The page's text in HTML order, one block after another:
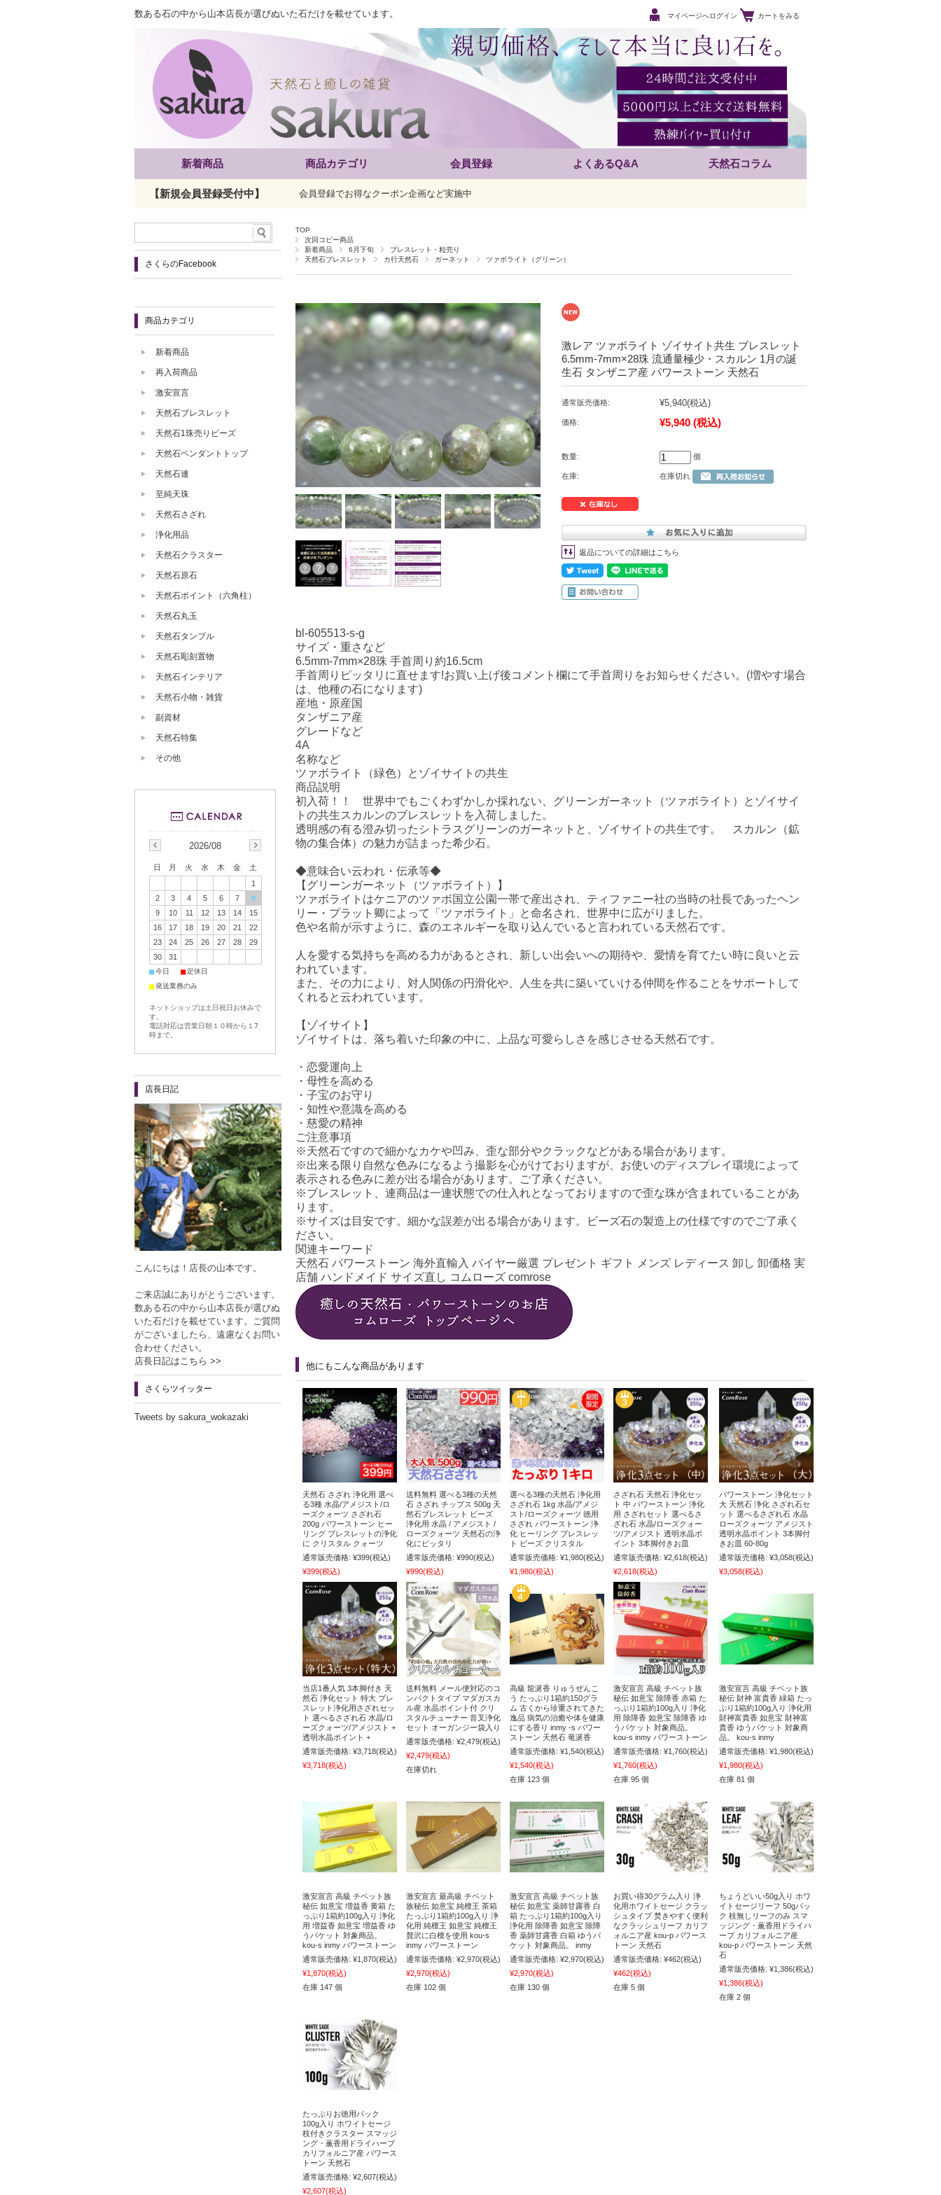
数ある石の中から山本店長が選びぬいた石だけを載せています。 マイページへログイン カートをみる
新着商品 商品カテゴリ 会員登録 よくあるQ&A 天然石コラム
【新規会員登録受付中】 会員登録でお得なクーポン企画など実施中
TOP
次回コピー商品
新着商品
6月下旬
ブレスレット・粒売り
天然石ブレスレット
カ行天然石 ガーネット ツァボライト（グリーン）
激レア ツァボライト ゾイサイト共生 ブレスレット
6.5mm-7mm×28珠 流通量極少・スカルン 1月の誕
生石 タンザニア産 パワーストーン 天然石
通常販売価格: ¥5,940(税込)
価格: ¥5,940 (税込)
数量: 個
在庫: 在庫切れ
返品についての詳細はこちら
bl-605513-s-g
サイズ・重さなど
6.5mm-7mm×28珠 手首周り約16.5cm
手首周りピッタリに直せます!お買い上げ後コメント欄にて手首周りをお知らせください。(増やす場合
は、他種の石になります)
産地・原産国
タンザニア産
グレードなど
4A
名称など
ツァボライト（緑色）とゾイサイトの共生
商品説明
初入荷！！ 世界中でもごくわずかしか採れない、グリーンガーネット（ツァボライト）とゾイサイ
トの共生スカルンのブレスレットを入荷しました。
透明感の有る澄み切ったシトラスグリーンのガーネットと、ゾイサイトの共生です。 スカルン（鉱
物の集合体）の魅力が詰まった希少石。
◆意味合い云われ・伝承等◆
【グリーンガーネット（ツァボライト）】
ツァボライトはケニアのツァボ国立公園一帯で産出され、ティファニー社の当時の社長であったヘン
リー・プラット卿によって「ツァボライト」と命名され、世界中に広がりました。
色や名前が示すように、森のエネルギーを取り込んでいると言われている天然石です。
人を愛する気持ちを高める力があるとされ、新しい出会いへの期待や、愛情を育てたい時に良いと云
われています。
また、その力により、対人関係の円滑化や、人生を共に築いていける仲間を作ることをサポートして
くれると云われています。
【ゾイサイト】
ゾイサイトは、落ち着いた印象の中に、上品な可愛らしさを感じさせる天然石です。
・恋愛運向上
・母性を高める
・子宝のお守り
・知性や意識を高める
・慈愛の精神
ご注意事項
※天然石ですので細かなカケや凹み、歪な部分やクラックなどがある場合があります。
※出来る限り自然な色みになるよう撮影を心がけておりますが、お使いのディスプレイ環境によって
表示される色みに差が出る場合があります。ご了承ください。
※ブレスレット、連商品は一連状態での仕入れとなっておりますので歪な珠が含まれていることがあ
ります。
※サイズは目安です。細かな誤差が出る場合があります。ビーズ石の製造上の仕様ですのでご了承く
ださい。
関連キーワード
天然石 パワーストーン 海外直輸入 バイヤー厳選 プレゼント ギフト メンズ レディース 卸し 卸価格 実
店舗 ハンドメイド サイズ直し コムローズ comrose
他にもこんな商品があります
天然石 さざれ 浄化用 選べ
る3種 水晶/アメジスト/ロ
ーズクォーツ さざれ石
200g パワーストーン ヒー
リング ブレスレットの浄化
に クリスタル クォーツ
通常販売価格: ¥399(税込)
¥399(税込)
送料無料 選べる3種の天然
石 さざれ チップス 500g 天
然石ブレスレット ビーズ
浄化用 水晶 / アメジスト /
ローズクォーツ 天然石の浄
化にピッタリ
通常販売価格: ¥990(税込)
¥990(税込)
選べる3種の天然石 浄化用
さざれ石 1kg 水晶/アメジ
スト/ローズクォーツ 徳用
さざれ パワーストーン 浄
化 ヒーリング ブレスレッ
ト ビーズ クリスタル
通常販売価格: ¥1,980(税込)
¥1,980(税込)
さざれ石 天然石 浄化セッ
ト 中 パワーストーン 浄化
用 さざれセット 選べるさ
ざれ石 水晶/ローズクォー
ツ/アメジスト 透明水晶ポ
イント 3本脚付きお皿
通常販売価格: ¥2,618(税込)
¥2,618(税込)
パワーストーン 浄化セット
大 天然石 浄化 さざれ石セ
ット 選べるさざれ石 水晶
ローズクォーツ アメジスト
透明水晶ポイント 3本脚付
きお皿 60-80g
通常販売価格: ¥3,058(税込)
¥3,058(税込)
当店1番人気 3本脚付き 天
然石 浄化セット 特大 ブレ
スレット浄化用さざれセッ
ト 選べるさざれ石 水晶/ロ
ーズクォーツ/アメジスト +
透明水晶ポイント +
通常販売価格: ¥3,718(税込)
¥3,718(税込)
送料無料 メール便対応のコ
ンパクトタイプ マダガスカ
ル産 水晶ポイント付 クリ
スタルチューナー 音叉浄化
セット オーガンジー袋入り
通常販売価格: ¥2,479(税込)
¥2,479(税込)
在庫切れ
高級 龍涎香 りゅうぜんこ
う たっぷり1箱約150グラ
ム 古くから珍重されてきた
逸品 病気の治癒や体を健康
にする香り inmy -s パワー
ストーン 天然石 竜涎香
通常販売価格: ¥1,540(税込)
¥1,540(税込)
在庫 123 個
激安宣言 高級 チベット族
秘伝 如意宝 除障香 赤箱 た
っぷり1箱約100g入り 浄化
用 除障香 如意宝 除障香 ゆ
うパケット 対象商品。
kou-s inmy パワーストーン
通常販売価格: ¥1,760(税込)
¥1,760(税込)
在庫 95 個
激安宣言 高級 チベット族
秘伝 財神 富貴香 緑箱 たっ
ぷり1箱約100g入り 浄化用
財神富貴香 如意宝 財神富
貴香 ゆうパケット 対象商
品。 kou-s inmy
通常販売価格: ¥1,980(税込)
¥1,980(税込)
在庫 81 個
激安宣言 高級 チベット族
秘伝 如意宝 増益香 黄箱 た
っぷり1箱約100g入り 浄化
用 増益香 如意宝 増益香 ゆ
うパケット 対象商品。
kou-s inmy パワーストーン
通常販売価格: ¥1,870(税込)
¥1,870(税込)
在庫 147 個
激安宣言 最高級 チベット
族秘伝 如意宝 純檀王 茶箱
たっぷり1箱約100g入り 浄
化用 純檀王 如意宝 純檀王
贅沢に白檀を使用 kou-s
inmy パワーストーン
通常販売価格: ¥2,970(税込)
¥2,970(税込)
在庫 102 個
激安宣言 高級 チベット族
秘伝 如意宝 薬師甘露香 白
箱 たっぷり1箱約100g入り
浄化用 除障香 如意宝 除障
香 薬師甘露香 白箱 ゆうパ
ケット 対象商品。 inmy
通常販売価格: ¥2,970(税込)
¥2,970(税込)
在庫 130 個
お買い得30グラム入り 浄
化用ホワイトセージ クラッ
シュタイプ 焚きやすく便利
なクラッシュリーフ カリフ
ォルニア産 kou-p パワース
トーン 天然石
通常販売価格: ¥462(税込)
¥462(税込)
在庫 5 個
ちょうどいい50g入り ホワ
イトセージリーフ 50gパッ
ク 枝無しリーフのみ スマ
ッジング・薫香用ドライハ
ーブ カリフォルニア産
kou-p パワーストーン 天然
石
通常販売価格: ¥1,386(税込)
¥1,386(税込)
在庫 2 個
たっぷりお徳用パック
100g入り ホワイトセージ
枝付きクラスター スマッジ
ング・薫香用ドライハーブ
カリフォルニア産 パワース
トーン 天然石
通常販売価格: ¥2,607(税込)
¥2,607(税込)
さくらのFacebook
商品カテゴリ
新着商品
再入荷商品
激安宣言
天然石ブレスレット
天然石1珠売りビーズ
天然石ペンダントトップ
天然石連
至純天珠
天然石さざれ
浄化用品
天然石クラスター
天然石原石
天然石ポイント（六角柱）
天然石丸玉
天然石タンブル
天然石彫刻置物
天然石インテリア
天然石小物・雑貨
副資材
天然石特集
その他
2026/08
日 月 火 水 木 金
土
1
2
3 4 5 6 7
8
9
10 11 12 13 14
15
16
17 18 19 20 21
22
23
24 25 26 27 28
29
30
31
■今日 ■定休日
■発送業務のみ
ネットショップは土日祝日お休みで
す。
電話対応は営業日朝１０時から１7
時まで。
店長日記
こんにちは！店長の山本です。
ご来店誠にありがとうございます。
数ある石の中から山本店長が選びぬ
いた石だけを載せています。ご質問
がございましたら、遠慮なくお問い
合わせください。
店長日記はこちら >>
さくらツイッター
Tweets by sakura_wokazaki